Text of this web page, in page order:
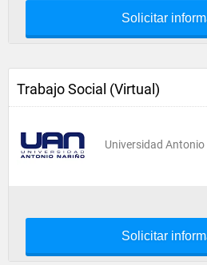
Solicitar
Trabajo Social (Virtual)
Universidad
Solicitar